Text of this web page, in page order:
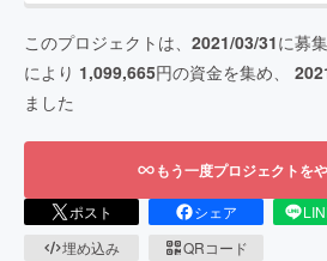
このプロジェクトは、 2021/03/31に募
により 1,099,665円の資金を集め、
ました
もう一度プロジェクトを
ポスト シェア
埋め込み
QRコード